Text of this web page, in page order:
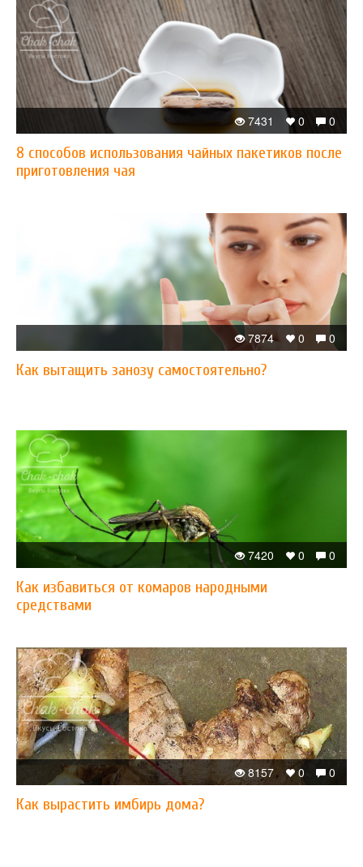
0
0
7431
8 способов использования чайных пакетиков после
приготовления чая
0
0
7874
Как вытащить занозу самостоятельно?
0
0
7420
Как избавиться от комаров народными
средствами
0
0
8157
Как вырастить имбирь дома?